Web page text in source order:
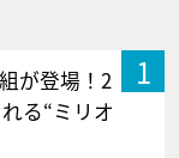
1
が登場！2
る“ミリオ